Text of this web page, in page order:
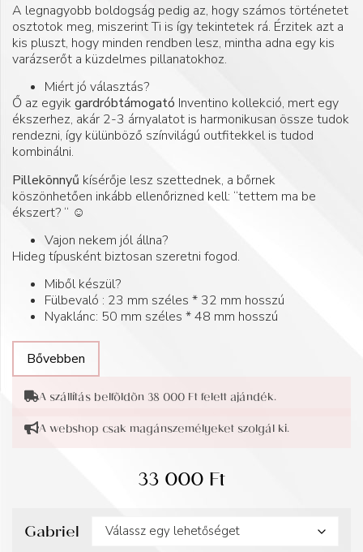
A legnagyobb boldogság pedig az, hogy számos történetet
osztotok meg, miszerint Ti is így tekintetek rá. Érzitek azt a
kis pluszt, hogy minden rendben lesz, mintha adna egy kis
varázserőt a küzdelmes pillanatokhoz.
Miért jó választás?
Ő az egyikgardróbtámogató Inventino kollekció, mert egy
ékszerhez, akár 2-3 árnyalatot is harmonikusan össze tudok
rendezni, így külünböző színvilágú outfitekkel is tudod
kombinálni.
Pillekönnyű kísérője lesz szettednek, a bőrnek
köszönhetően inkább ellenőrizned kell: “tettem ma be
ékszert? “ ☺️
Vajon nekem jól állna?
Hideg típusként biztosan szeretni fogod.
Miből készül?
Fülbevaló : 23 mm széles * 32 mm hosszú
Nyaklánc: 50 mm széles * 48 mm hosszú
Bővebben
A szállítás belföldön 38 000 Ft felett ajándék.
A webshop csak magánszemélyeket szolgál ki.
33 000Ft
Gabriel